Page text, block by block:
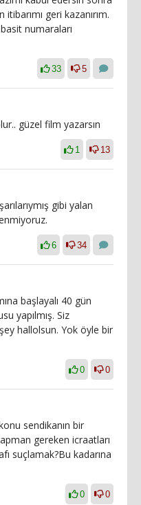
geri kazanırım.
basit numaraları
33 5
güzel film yazarsın
1 13
gibi yalan
6 34
başlayalı 40 gün
yapılmış. Siz
hallolsun. Yok öyle bir
0 0
sendikanın bir
gereken icraatları
suçlamak?Bu kadarına
0 0